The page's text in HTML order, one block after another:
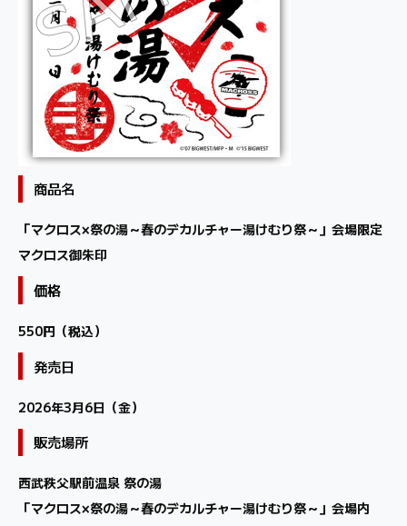
商品名
「マクロス×祭の湯～春のデカルチャー湯けむり祭～」会場限定
マクロス御朱印
価格
550円（税込）
発売日
2026年3月6日（金）
販売場所
西武秩父駅前温泉 祭の湯
「マクロス×祭の湯～春のデカルチャー湯けむり祭～」会場内